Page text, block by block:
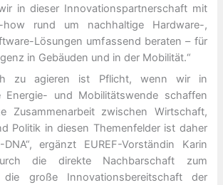
in dieser Innovationspartnerschaft mit
how rund um nachhaltige Hardware-,
Lösungen umfassend beraten – für
in Gebäuden und in der Mobilität.“
zu agieren ist Pflicht, wenn wir in
Energie- und Mobilitätswende schaffen
Zusammenarbeit zwischen Wirtschaft,
Politik in diesen Themenfelder ist daher
ergänzt EUREF-Vorständin Karin
die direkte Nachbarschaft zum
große Innovationsbereitschaft der